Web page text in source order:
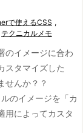
で使えるCSS ,
テクニカルメモ
のイメージに合わ
スタマイズした
せんか？？
のイメージを「カ
用によってカスタ